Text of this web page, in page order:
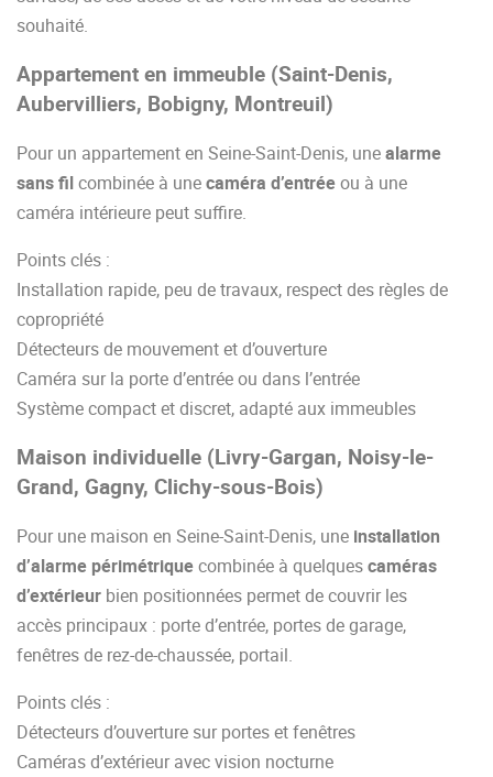
souhaité.
Appartement en immeuble (Saint-Denis,
Aubervilliers, Bobigny, Montreuil)
Pour un appartement en Seine-Saint-Denis, unealarme
sans filcombinée à unecaméra d’entréeou à une
caméra intérieure peut suffire.
Points clés :
Installation rapide, peu de travaux, respect des règles de
copropriété
Détecteurs de mouvement et d’ouverture
Caméra sur la porte d’entrée ou dans l’entrée
Système compact et discret, adapté aux immeubles
Maison individuelle (Livry-Gargan, Noisy-le-
Grand, Gagny, Clichy-sous-Bois)
Pour une maison en Seine-Saint-Denis, une installation
d’alarme périmétriquecombinée à quelquescaméras
d’extérieur bien positionnées permet de couvrir les
accès principaux : porte d’entrée, portes de garage,
fenêtres de rez-de-chaussée, portail.
Points clés :
Détecteurs d’ouverture sur portes et fenêtres
Caméras d’extérieur avec vision nocturne